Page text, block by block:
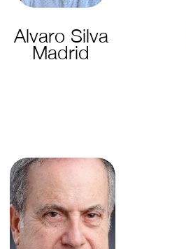
Alvaro Silva
Madrid